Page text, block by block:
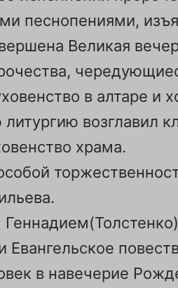
песнопениями,
Великая
в алтаре и
возглавил
храма.
Евангельское
в навечерие